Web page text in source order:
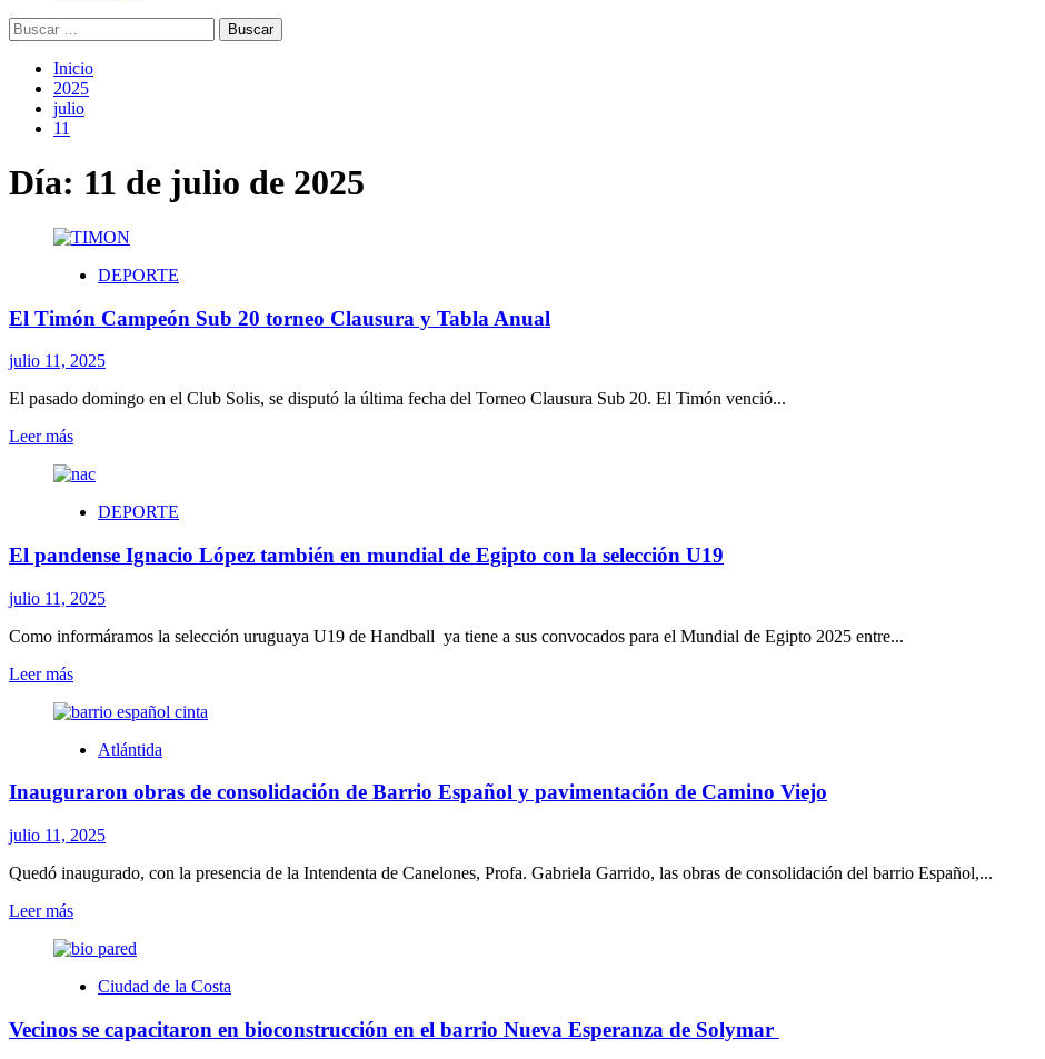
Buscar:
Inicio
2025
julio
11
Día: 11 de julio de 2025
DEPORTE
El Timón Campeón Sub 20 torneo Clausura y Tabla Anual
julio 11, 2025
El pasado domingo en el Club Solis, se disputó la última fecha del Torneo Clausura Sub 20. El Timón venció...
Leer másLeer
sobre
Timón
Sub
torneo
y
Anual
DEPORTE
El pandense Ignacio López también en mundial de Egipto con la selección U19
julio 11, 2025
Como informáramos la selección uruguaya U19 de Handball ya tiene a sus convocados para el Mundial de Egipto 2025 entre...
Leer másLeer
sobre
pandense
López
en
de
con
selección
Atlántida
Inauguraron obras de consolidación de Barrio Español y pavimentación de Camino Viejo
julio 11, 2025
Quedó inaugurado, con la presencia de la Intendenta de Canelones, Profa. Gabriela Garrido, las obras de consolidación del barrio Español,...
Leer másLeer
sobre
obras
consolidación
Ciudad de la Costa
Vecinos se capacitaron en bioconstrucción en el barrio Nueva Esperanza de Solymar